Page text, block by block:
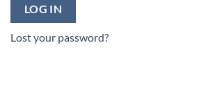
LOG IN
Lost your password?